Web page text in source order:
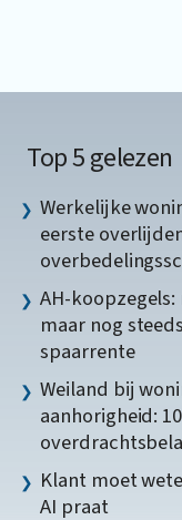
Top 5 gelezen
Werkelijke
eerste
AH-
maar nog
spaarrente
Weiland bij
aanhorigheid:
Klant moet
AI praat